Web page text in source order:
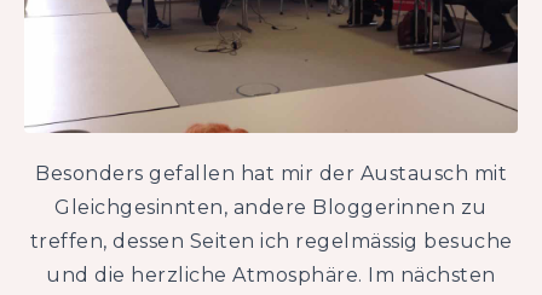
Besonders gefallen hat mir der Austausch mit
Gleichgesinnten, andere Bloggerinnen zu
treffen, dessen Seiten ich regelmässig besuche
und die herzliche Atmosphäre. Im nächsten